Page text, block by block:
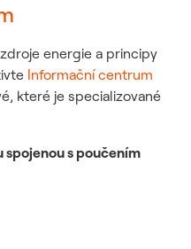
energie a principy
Informační centrum
které je specializované
spojenou s poučením